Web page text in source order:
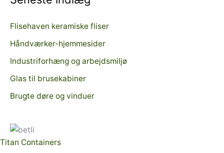
Flisehaven keramiske fliser
Håndværker-hjemmesider
Industriforhæng og arbejdsmiljø
Glas til brusekabiner
Brugte døre og vinduer
Titan Containers